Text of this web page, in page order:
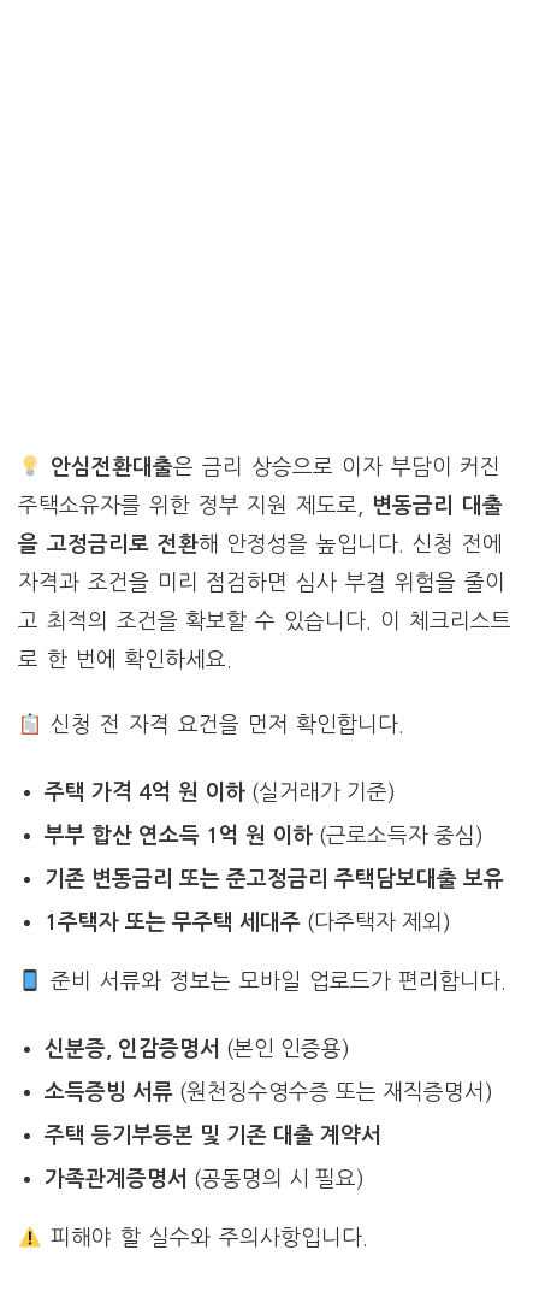
안심전환대출은 금리 상승으로 이자 부담이 커진
주택소유자를 위한 정부 지원 제도로,
변동금리 대출
을 고정금리로 전환해 안정성을 높입니다. 신청 전에
자격과 조건을 미리 점검하면 심사 부결 위험을 줄이
고 최적의 조건을 확보할 수 있습니다. 이 체크리스트
로 한 번에 확인하세요.
신청 전 자격 요건을 먼저 확인합니다.
주택 가격 4억 원 이하(실거래가 기준)
부부 합산 연소득 1억 원 이하(근로소득자 중심)
기존 변동금리 또는 준고정금리 주택담보대출 보유
1주택자 또는 무주택 세대주(다주택자 제외)
준비 서류와 정보는 모바일 업로드가 편리합니다.
신분증, 인감증명서 (본인 인증용)
소득증빙 서류(원천징수영수증 또는 재직증명서)
주택 등기부등본 및 기존 대출 계약서
가족관계증명서 (공동명의 시 필요)
피해야 할 실수와 주의사항입니다.